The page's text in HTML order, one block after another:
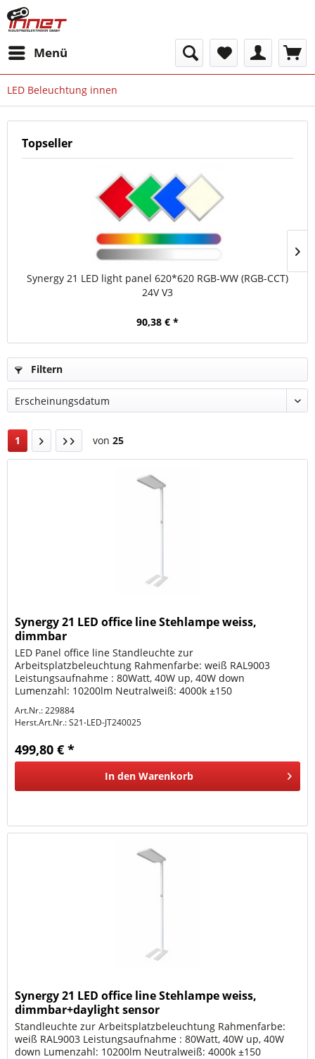
Menü
LED Beleuchtung innen
Topseller
Synergy 21 LED light panel 620*620 RGB-WW (RGB-CCT)
24V V3
90,38 € *
Filtern
1 von 25
Synergy 21 LED office line Stehlampe weiss,
dimmbar
LED Panel office line Standleuchte zur
Arbeitsplatzbeleuchtung Rahmenfarbe: weiß RAL9003
Leistungsaufnahme : 80Watt, 40W up, 40W down
Lumenzahl: 10200lm Neutralweiß: 4000k ±150
Art.Nr.: 229884
Herst.Art.Nr.:S21-LED-JT240025
499,80 € *
In den Warenkorb
Synergy 21 LED office line Stehlampe weiss,
dimmbar+daylight sensor
Standleuchte zur Arbeitsplatzbeleuchtung Rahmenfarbe:
weiß RAL9003 Leistungsaufnahme : 80Watt, 40W up, 40W
down Lumenzahl: 10200lm Neutralweiß: 4000k ±150